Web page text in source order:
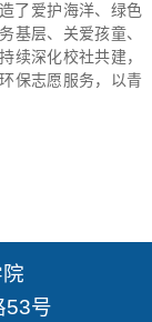
了爱护海洋、绿色
基层、关爱孩童、
续深化校社共建，
保志愿服务，以青
53号